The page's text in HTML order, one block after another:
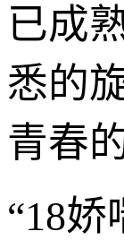
已成
悉的
青春
“18